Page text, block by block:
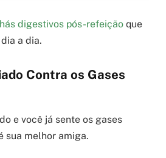
digestivos pós-refeição que
a dia.
Contra os Gases
e você já sente os gases
sua melhor amiga.